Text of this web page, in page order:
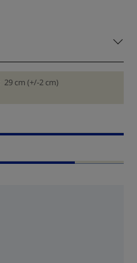
29 cm (+/-2 cm)